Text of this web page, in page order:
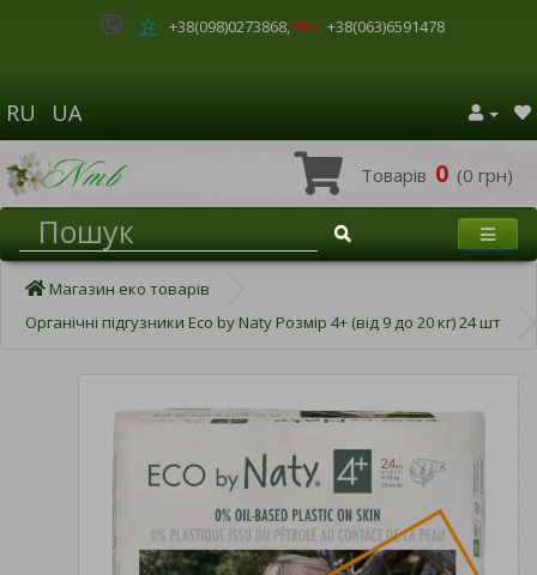
+38(098)0273868, +38(063)6591478
RU UA
Товарів 0 (0 грн)
Магазин еко товарів
Органічні підгузники Eco by Naty Розмір 4+ (від 9 до 20 кг) 24 шт